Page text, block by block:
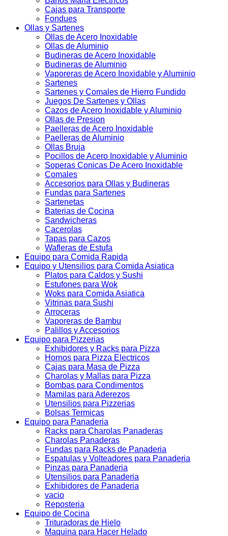
Cajas para Transporte
Fondues
Ollas y Sartenes
Ollas de Acero Inoxidable
Ollas de Aluminio
Budineras de Acero Inoxidable
Budineras de Aluminio
Vaporeras de Acero Inoxidable y Aluminio
Sartenes
Sartenes y Comales de Hierro Fundido
Juegos De Sartenes y Ollas
Cazos de Acero Inoxidable y Aluminio
Ollas de Presion
Paelleras de Acero Inoxidable
Paelleras de Aluminio
Ollas Bruja
Pocillos de Acero Inoxidable y Aluminio
Soperas Conicas De Acero Inoxidable
Comales
Accesorios para Ollas y Budineras
Fundas para Sartenes
Sartenetas
Baterias de Cocina
Sandwicheras
Cacerolas
Tapas para Cazos
Wafleras de Estufa
Equipo para Comida Rapida
Equipo y Utensilios para Comida Asiatica
Platos para Caldos y Sushi
Estufones para Wok
Woks para Comida Asiatica
Vitrinas para Sushi
Arroceras
Vaporeras de Bambu
Palillos y Accesorios
Equipo para Pizzerias
Exhibidores y Racks para Pizza
Hornos para Pizza Electricos
Cajas para Masa de Pizza
Charolas y Mallas para Pizza
Bombas para Condimentos
Mamilas para Aderezos
Utensilios para Pizzerias
Bolsas Termicas
Equipo para Panaderia
Racks para Charolas Panaderas
Charolas Panaderas
Fundas para Racks de Panaderia
Espatulas y Volteadores para Panaderia
Pinzas para Panaderia
Utensilios para Panaderia
Exhibidores de Panaderia
vacio
Reposteria
Equipo de Cocina
Trituradoras de Hielo
Maquina para Hacer Helado